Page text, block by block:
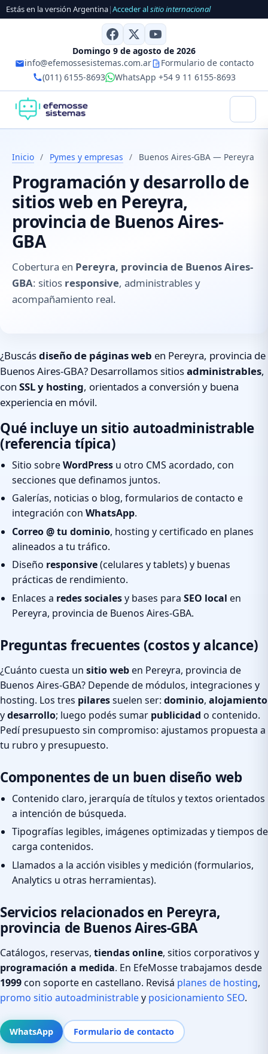
Estás en la versión Argentina|Acceder alsitio internacional
Domingo 9 de agosto de 2026
info@efemossesistemas.com.ar
Formulario de contacto
(011) 6155-8693
WhatsApp +54 9 11 6155-8693
Inicio / Pymes y empresas / Buenos Aires-GBA — Pereyra
Programación y desarrollo de
sitios web en Pereyra,
provincia de Buenos Aires-
GBA
Cobertura en Pereyra, provincia de Buenos Aires-
GBA: sitios responsive, administrables y
acompañamiento real.
¿Buscásdiseño de páginas web en Pereyra, provincia de
Buenos Aires-GBA? Desarrollamos sitiosadministrables,
con SSL y hosting, orientados a conversión y buena
experiencia en móvil.
Qué incluye un sitio autoadministrable
(referencia típica)
Sitio sobreWordPress u otro CMS acordado, con
secciones que definamos juntos.
Galerías, noticias o blog, formularios de contacto e
integración con WhatsApp.
Correo @ tu dominio, hosting y certificado en planes
alineados a tu tráfico.
Diseño responsive(celulares y tablets) y buenas
prácticas de rendimiento.
Enlaces a redes socialesy bases para SEO local en
Pereyra, provincia de Buenos Aires-GBA.
Preguntas frecuentes (costos y alcance)
¿Cuánto cuesta un sitio weben Pereyra, provincia de
Buenos Aires-GBA? Depende de módulos, integraciones y
hosting. Los tres pilaressuelen ser: dominio, alojamiento
ydesarrollo; luego podés sumar publicidad o contenido.
Pedí presupuesto sin compromiso: ajustamos propuesta a
tu rubro y presupuesto.
Componentes de un buen diseño web
Contenido claro, jerarquía de títulos y textos orientados
a intención de búsqueda.
Tipografías legibles, imágenes optimizadas y tiempos de
carga contenidos.
Llamados a la acción visibles y medición (formularios,
Analytics u otras herramientas).
Servicios relacionados en Pereyra,
provincia de Buenos Aires-GBA
Catálogos, reservas, tiendas online, sitios corporativos y
programación a medida. En EfeMosse trabajamos desde
1999con soporte en castellano. Revisá planes de hosting,
promo sitio autoadministrabley posicionamiento SEO.
WhatsApp Formulario de contacto